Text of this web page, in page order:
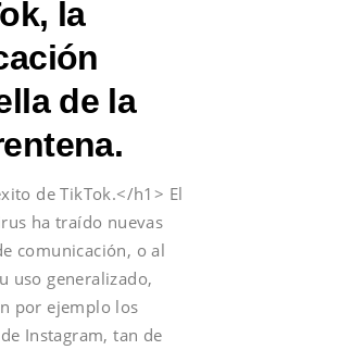
la
de la
de TikTok.</h1> El
ha traído nuevas
comunicación, o al
uso generalizado,
por ejemplo los
Instagram, tan de